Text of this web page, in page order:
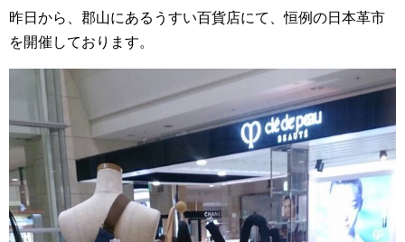
昨日から、郡山にあるうすい百貨店にて、恒例の日本革市
を開催しております。